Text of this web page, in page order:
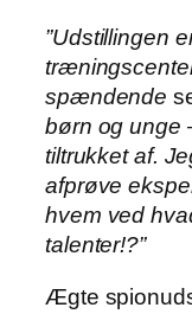
”Udstillingen
spændende
børn og unge
tiltrukket af.
afprøve
hvem ved
talenter!?”
Ægte